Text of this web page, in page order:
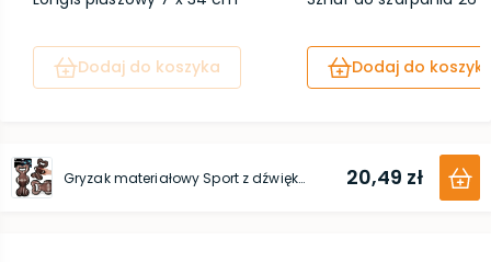
Dodaj do koszyka Dodaj do
Gryzak materiałowy Sport z dźwiękiem - Rugby 33,5 cm x 15 cm 20,49 zł